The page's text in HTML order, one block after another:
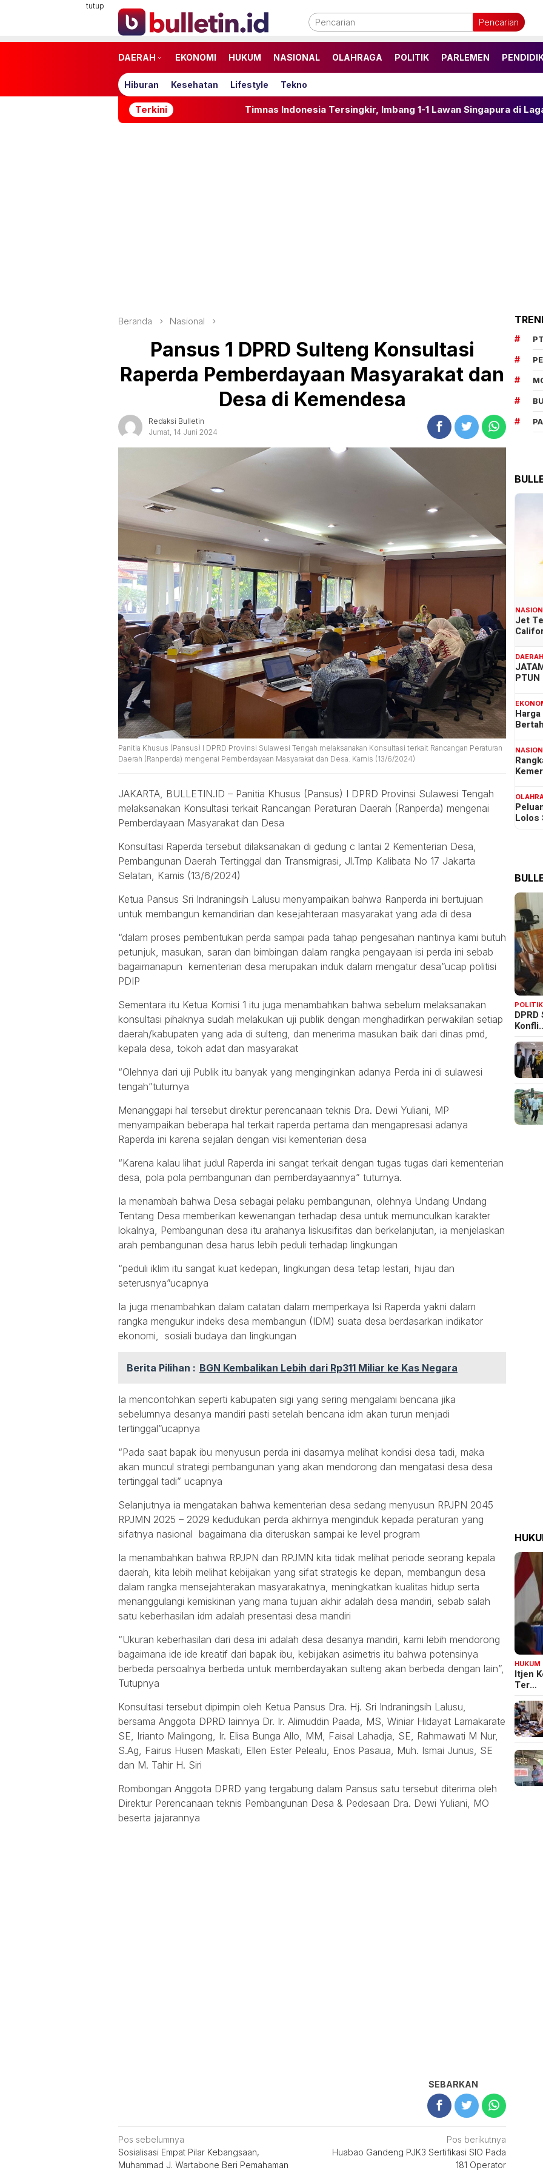
tutup
Pencarian
DAERAH EKONOMI HUKUM NASIONAL OLAHRAGA POLITIK PARLEMEN
Hiburan Kesehatan Lifestyle Tekno
TerkiniTimnas Indonesia Tersingkir, Imbang 1-1 Lawan Singapura di Laga Penentu Grup A
Beranda Nasional
Pansus 1 DPRD Sulteng Konsultasi
Raperda Pemberdayaan Masyarakat dan
Desa di Kemendesa
Redaksi Bulletin
Jumat, 14 Juni 2024
Panitia Khusus (Pansus) I DPRD Provinsi Sulawesi Tengah melaksanakan Konsultasi terkait Rancangan Peraturan
Daerah (Ranperda) mengenai Pemberdayaan Masyarakat dan Desa. Kamis (13/6/2024)
JAKARTA, BULLETIN.ID – Panitia Khusus (Pansus) I DPRD Provinsi Sulawesi Tengah
melaksanakan Konsultasi terkait Rancangan Peraturan Daerah (Ranperda) mengenai
Pemberdayaan Masyarakat dan Desa
Konsultasi Raperda tersebut dilaksanakan di gedung c lantai 2 Kementerian Desa,
Pembangunan Daerah Tertinggal dan Transmigrasi, Jl.Tmp Kalibata No 17 Jakarta
Selatan, Kamis (13/6/2024)
Ketua Pansus Sri Indraningsih Lalusu menyampaikan bahwa Ranperda ini bertujuan
untuk membangun kemandirian dan kesejahteraan masyarakat yang ada di desa
“dalam proses pembentukan perda sampai pada tahap pengesahan nantinya kami butuh
petunjuk, masukan, saran dan bimbingan dalam rangka pengayaan isi perda ini sebab
bagaimanapun kementerian desa merupakan induk dalam mengatur desa”ucap politisi
PDIP
Sementara itu Ketua Komisi 1 itu juga menambahkan bahwa sebelum melaksanakan
konsultasi pihaknya sudah melakukan uji publik dengan menghadirkan perwakilan setiap
daerah/kabupaten yang ada di sulteng, dan menerima masukan baik dari dinas pmd,
kepala desa, tokoh adat dan masyarakat
“Olehnya dari uji Publik itu banyak yang menginginkan adanya Perda ini di sulawesi
tengah”tuturnya
Menanggapi hal tersebut direktur perencanaan teknis Dra. Dewi Yuliani, MP
menyampaikan beberapa hal terkait raperda pertama dan mengapresasi adanya
Raperda ini karena sejalan dengan visi kementerian desa
“Karena kalau lihat judul Raperda ini sangat terkait dengan tugas tugas dari kementerian
desa, pola pola pembangunan dan pemberdayaannya” tuturnya.
Ia menambah bahwa Desa sebagai pelaku pembangunan, olehnya Undang Undang
Tentang Desa memberikan kewenangan terhadap desa untuk memunculkan karakter
lokalnya, Pembangunan desa itu arahanya liskusifitas dan berkelanjutan, ia menjelaskan
arah pembangunan desa harus lebih peduli terhadap lingkungan
“peduli iklim itu sangat kuat kedepan, lingkungan desa tetap lestari, hijau dan
seterusnya”ucapnya
Ia juga menambahkan dalam catatan dalam memperkaya Isi Raperda yakni dalam
rangka mengukur indeks desa membangun (IDM) suata desa berdasarkan indikator
ekonomi, sosiali budaya dan lingkungan
Berita Pilihan : BGN Kembalikan Lebih dari Rp311 Miliar ke Kas Negara
Ia mencontohkan seperti kabupaten sigi yang sering mengalami bencana jika
sebelumnya desanya mandiri pasti setelah bencana idm akan turun menjadi
tertinggal”ucapnya
“Pada saat bapak ibu menyusun perda ini dasarnya melihat kondisi desa tadi, maka
akan muncul strategi pembangunan yang akan mendorong dan mengatasi desa desa
tertinggal tadi” ucapnya
Selanjutnya ia mengatakan bahwa kementerian desa sedang menyusun RPJPN 2045
RPJMN 2025 – 2029 kedudukan perda akhirnya menginduk kepada peraturan yang
sifatnya nasional bagaimana dia diteruskan sampai ke level program
Ia menambahkan bahwa RPJPN dan RPJMN kita tidak melihat periode seorang kepala
daerah, kita lebih melihat kebijakan yang sifat strategis ke depan, membangun desa
dalam rangka mensejahterakan masyarakatnya, meningkatkan kualitas hidup serta
menanggulangi kemiskinan yang mana tujuan akhir adalah desa mandiri, sebab salah
satu keberhasilan idm adalah presentasi desa mandiri
“Ukuran keberhasilan dari desa ini adalah desa desanya mandiri, kami lebih mendorong
bagaimana ide ide kreatif dari bapak ibu, kebijakan asimetris itu bahwa potensinya
berbeda persoalnya berbeda untuk memberdayakan sulteng akan berbeda dengan lain”,
Tutupnya
Konsultasi tersebut dipimpin oleh Ketua Pansus Dra. Hj. Sri Indraningsih Lalusu,
bersama Anggota DPRD lainnya Dr. Ir. Alimuddin Paada, MS, Winiar Hidayat Lamakarate
SE, Irianto Malingong, Ir. Elisa Bunga Allo, MM, Faisal Lahadja, SE, Rahmawati M Nur,
S.Ag, Fairus Husen Maskati, Ellen Ester Pelealu, Enos Pasaua, Muh. Ismai Junus, SE
dan M. Tahir H. Siri
Rombongan Anggota DPRD yang tergabung dalam Pansus satu tersebut diterima oleh
Direktur Perencanaan teknis Pembangunan Desa & Pedesaan Dra. Dewi Yuliani, MO
beserta jajarannya
SEBARKAN
Navigasi
pos
Pos sebelumnya
Sosialisasi Empat Pilar Kebangsaan,
Muhammad J. Wartabone Beri Pemahaman
Pos berikutnya
Huabao Gandeng PJK3 Sertifikasi SIO Pada
181 Operator
Jet
Lolos
POLITIK
HUKUM
Itjen
Ter…